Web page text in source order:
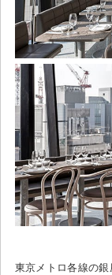
東京メトロ各線の